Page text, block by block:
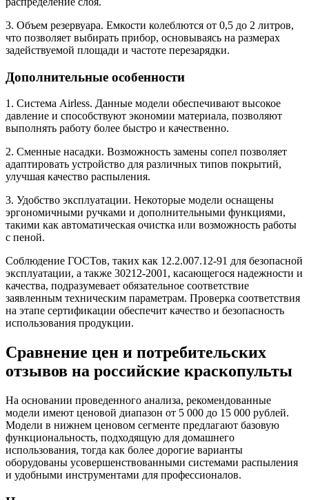
3. Объем резервуара. Емкости колеблются от 0,5 до 2 литров,
что позволяет выбирать прибор, основываясь на размерах
задействуемой площади и частоте перезарядки.
Дополнительные особенности
1. Система Airless. Данные модели обеспечивают высокое
давление и способствуют экономии материала, позволяют
выполнять работу более быстро и качественно.
2. Сменные насадки. Возможность замены сопел позволяет
адаптировать устройство для различных типов покрытий,
улучшая качество распыления.
3. Удобство эксплуатации. Некоторые модели оснащены
эргономичными ручками и дополнительными функциями,
такими как автоматическая очистка или возможность работы
с пеной.
Соблюдение ГОСТов, таких как 12.2.007.12-91 для безопасной
эксплуатации, а также 30212-2001, касающегося надежности и
качества, подразумевает обязательное соответствие
заявленным техническим параметрам. Проверка соответствия
на этапе сертификации обеспечит качество и безопасность
использования продукции.
Сравнение цен и потребительских
отзывов на российские краскопульты
На основании проведенного анализа, рекомендованные
модели имеют ценовой диапазон от 5 000 до 15 000 рублей.
Модели в нижнем ценовом сегменте предлагают базовую
функциональность, подходящую для домашнего
использования, тогда как более дорогие варианты
оборудованы усовершенствованными системами распыления
и удобными инструментами для профессионалов.